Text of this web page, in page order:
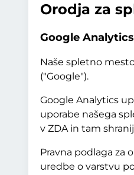
Orodja za
Google Analytics
Naše spletno
("Google").
Google Analytics
uporabe našega
v ZDA in tam
Pravna podlaga za
uredbe o varstvu